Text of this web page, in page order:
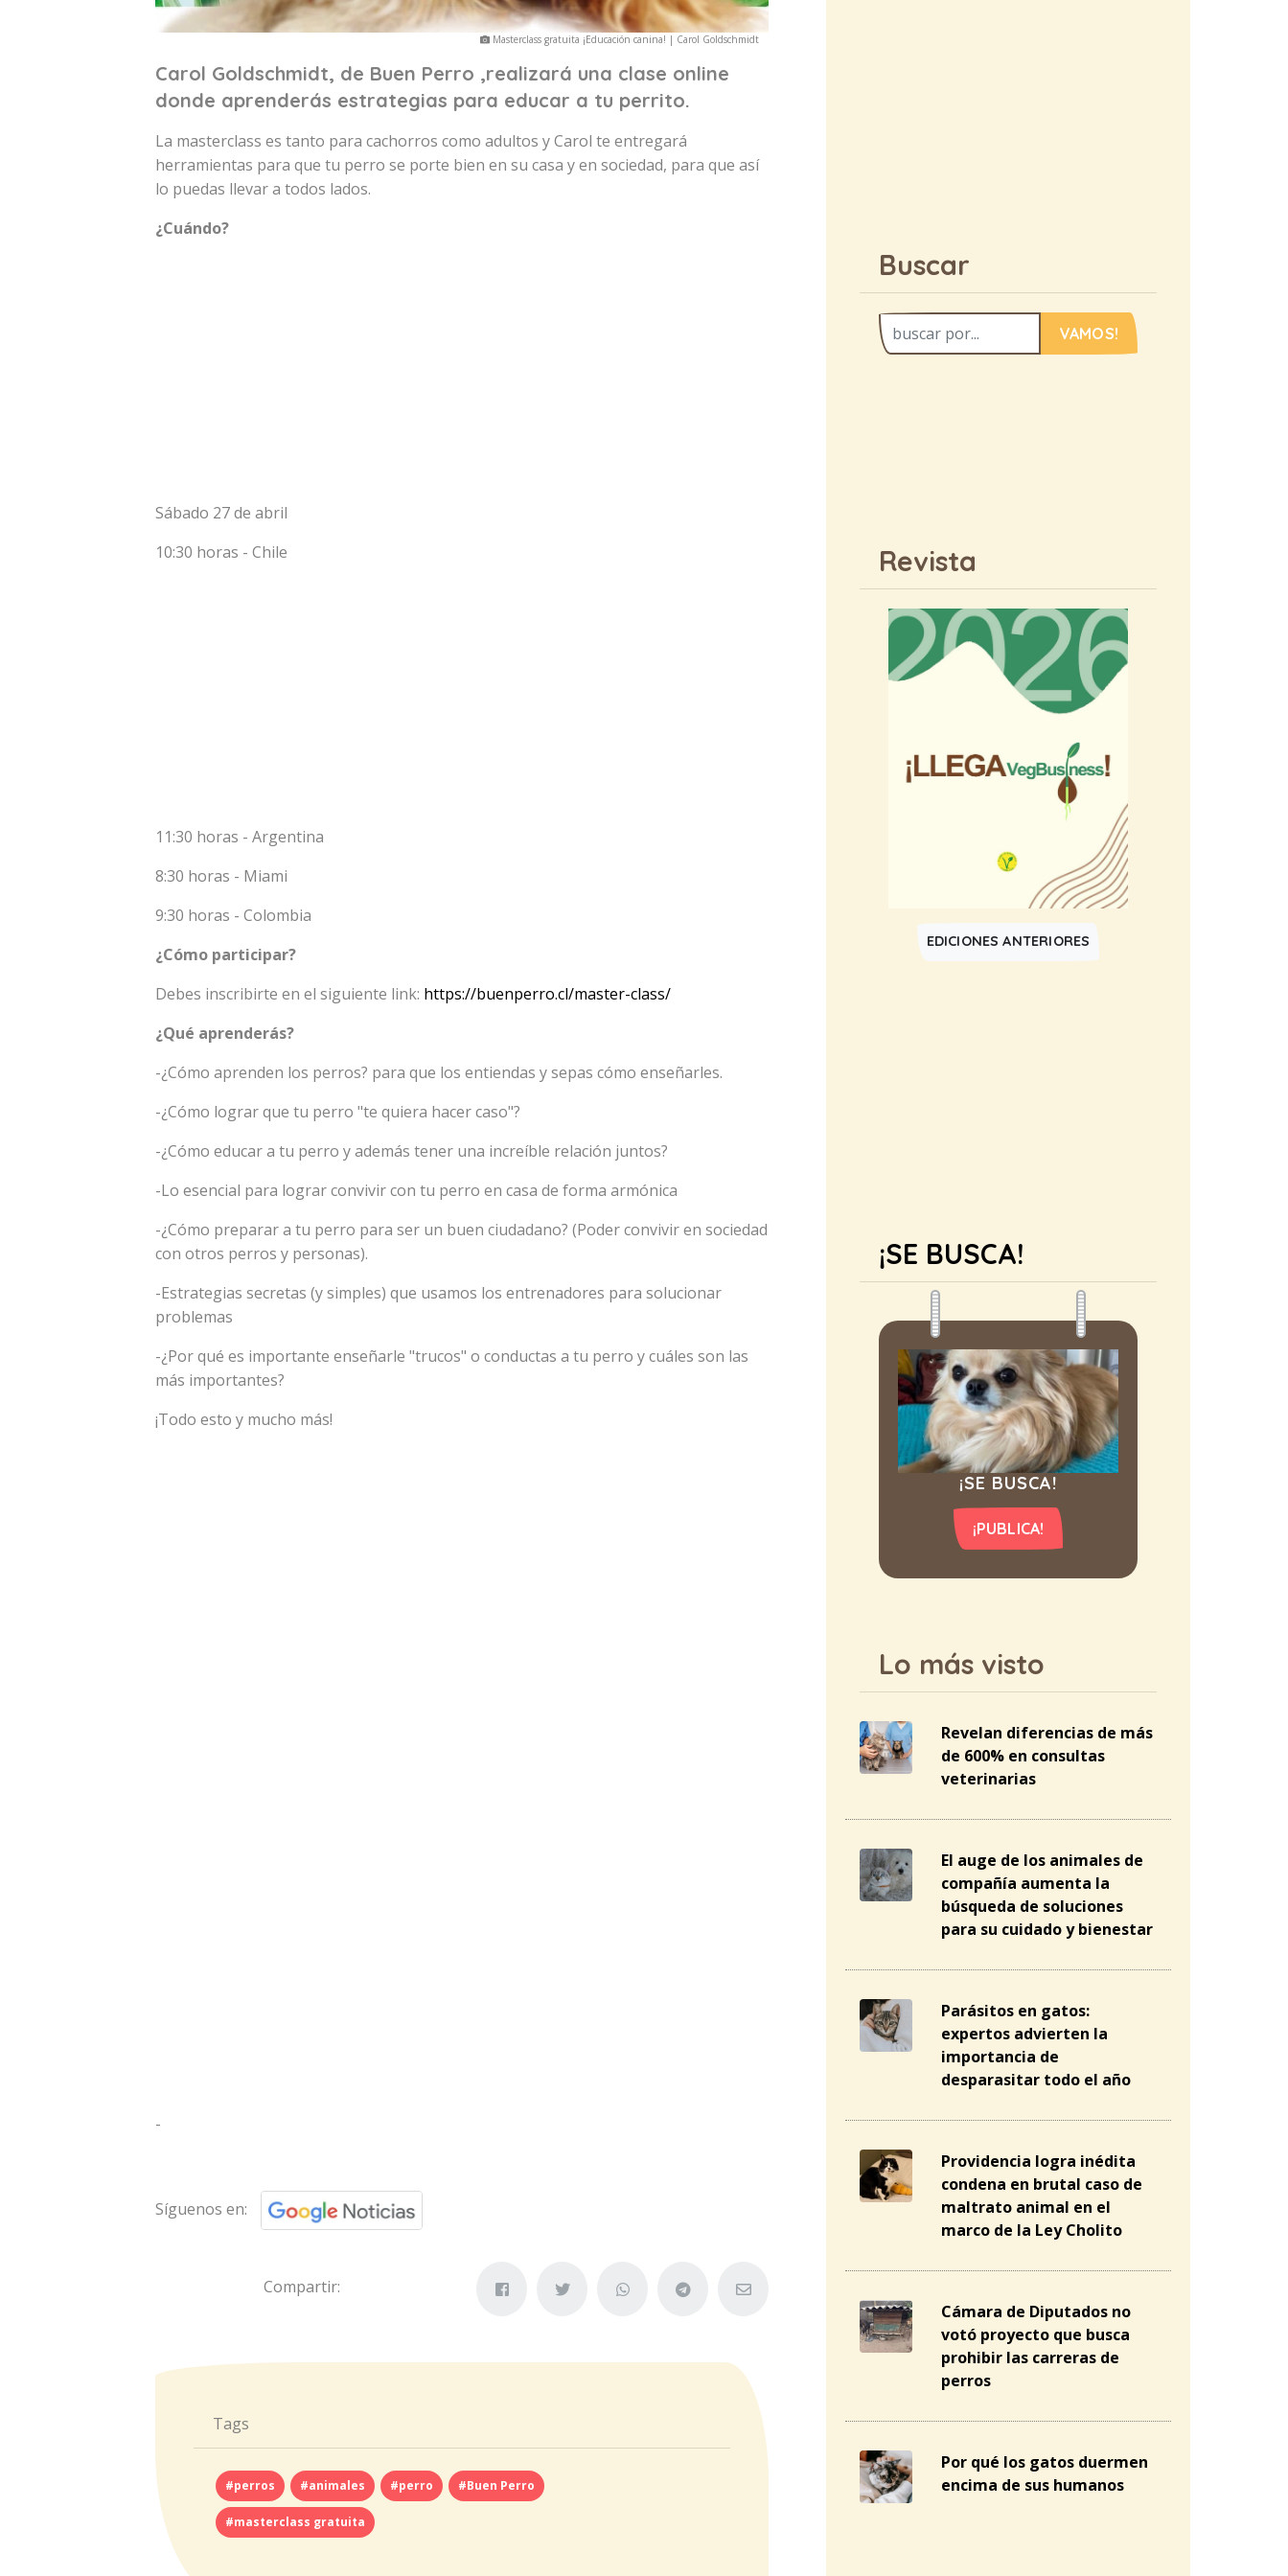
Masterclass gratuita ¡Educación canina! | Carol Goldschmidt
Carol Goldschmidt, de Buen Perro ,realizará una clase online
donde aprenderás estrategias para educar a tu perrito.
La masterclass es tanto para cachorros como adultos y Carol te entregará
herramientas para que tu perro se porte bien en su casa y en sociedad, para que así
lo puedas llevar a todos lados.
¿Cuándo?
Sábado 27 de abril
10:30 horas - Chile
11:30 horas - Argentina
8:30 horas - Miami
9:30 horas - Colombia
¿Cómo participar?
Debes inscribirte en el siguiente link: https://buenperro.cl/master-class/
¿Qué aprenderás?
-¿Cómo aprenden los perros? para que los entiendas y sepas cómo enseñarles.
-¿Cómo lograr que tu perro "te quiera hacer caso"?
-¿Cómo educar a tu perro y además tener una increíble relación juntos?
-Lo esencial para lograr convivir con tu perro en casa de forma armónica
-¿Cómo preparar a tu perro para ser un buen ciudadano? (Poder convivir en sociedad
con otros perros y personas).
-Estrategias secretas (y simples) que usamos los entrenadores para solucionar
problemas
-¿Por qué es importante enseñarle "trucos" o conductas a tu perro y cuáles son las
más importantes?
¡Todo esto y mucho más!
-
Síguenos en:
Compartir:
Tags
#perros #animales #perro #Buen Perro
#masterclass gratuita
Buscar
VAMOS!
Revista
EDICIONES ANTERIORES
¡SE BUSCA!
¡SE BUSCA!
¡PUBLICA!
Lo más visto
Revelan diferencias de más
de 600% en consultas
veterinarias
El auge de los animales de
compañía aumenta la
búsqueda de soluciones
para su cuidado y bienestar
Parásitos en gatos:
expertos advierten la
importancia de
desparasitar todo el año
Providencia logra inédita
condena en brutal caso de
maltrato animal en el
marco de la Ley Cholito
Cámara de Diputados no
votó proyecto que busca
prohibir las carreras de
perros
Por qué los gatos duermen
encima de sus humanos